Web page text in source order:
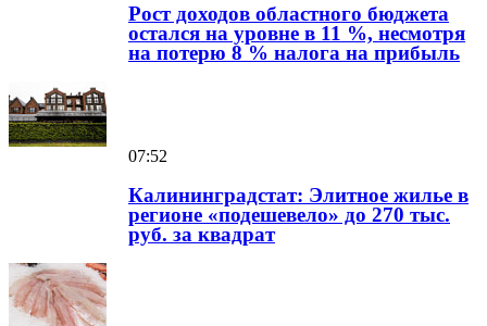
Рост доходов областного бюджета
остался на уровне в 11 %, несмотря
на потерю 8 % налога на прибыль
07:52
Калининградстат: Элитное жилье в
регионе «подешевело» до 270 тыс.
руб. за квадрат